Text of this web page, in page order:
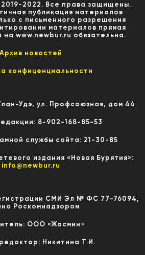
2022. Все права защищены.
публикация материалов
с письменного разрешения
материалов прямая
на www.newbur.ru обязательна.
Архив новостей
конфиценциальности
Удэ, ул. Профсоюзная, дом 44
8-902-168-85-53
службы сайта: 21-30-85
издания «Новая Бурятия»:
info@newbur.ru
СМИ Эл № ФС 77-76094,
Роскомнадзором
ООО «Жасмин»
Никитина Т.И.